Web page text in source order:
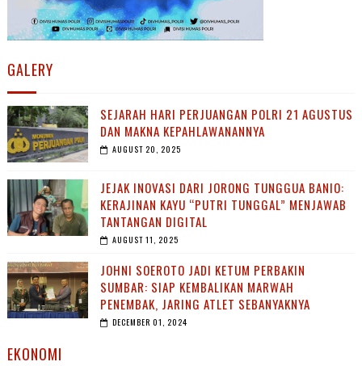
GALERY
SEJARAH HARI PERJUANGAN POLRI 21 AGUSTUS
DAN MAKNA KEPAHLAWANANNYA
AUGUST 20, 2025
JEJAK INOVASI DARI JORONG TUNGGUA BANIO:
KERAJINAN KAYU “PUTRI TUNGGAL” MENJAWAB
TANTANGAN DIGITAL
AUGUST 11, 2025
JOHNI SOEROTO JADI KETUM PERBAKIN
SUMBAR: SIAP KEMBALIKAN MARWAH
PENEMBAK, JARING ATLET SEBANYAKNYA
DECEMBER 01, 2024
EKONOMI